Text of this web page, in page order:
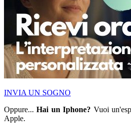
INVIA UN SOGNO
Oppure...Hai un Iphone? Vuoi
Apple.